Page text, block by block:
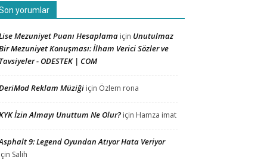
yorumlar
Mezuniyet Puanı Hesaplama için Unutulmaz
Mezuniyet Konuşması: İlham Verici Sözler ve
- ODESTEK | COM
Reklam Müziği için Özlem rona
İzin Almayı Unuttum Ne Olur? için Hamza imat
9: Legend Oyundan Atıyor Hata Veriyor
Salih